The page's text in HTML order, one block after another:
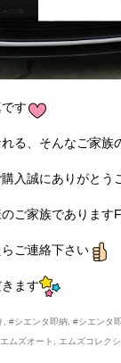
す
る、そんなご家族
入誠にありがとう
ご家族でありま
ご連絡下さい
ます
#シエンタ即納 #シエンタ
エムズオート エムズコレク